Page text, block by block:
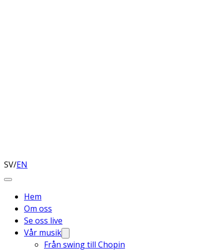
SV/EN
Hem
Om oss
Se oss live
Vår musik
Från swing till Chopin